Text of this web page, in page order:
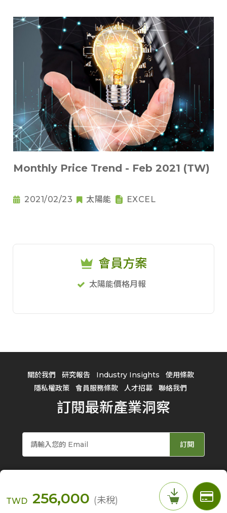
TWD 256,000 (未稅)
Monthly Price Trend - Feb 2021 (TW)
2021/02/23 太陽能 EXCEL
會員方案
太陽能價格月報
關於我們 研究報告 Industry Insights
使用條款
隱私權政策
會員服務條款 人才招募 聯絡我們
訂閱最新產業洞察
訂閱